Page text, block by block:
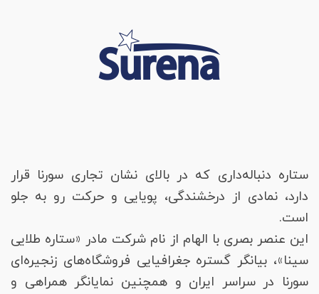
ستاره دنباله‌داری که در بالای نشان تجاری سورنا قرار
دارد، نمادی از درخشندگی، پویایی و حرکت رو به جلو
است.
این عنصر بصری با الهام از نام شرکت مادر «ستاره طلایی
سینا»، بیانگر گستره جغرافیایی فروشگاه‌های زنجیره‌ای
سورنا در سراسر ایران و همچنین نمایانگر همراهی و